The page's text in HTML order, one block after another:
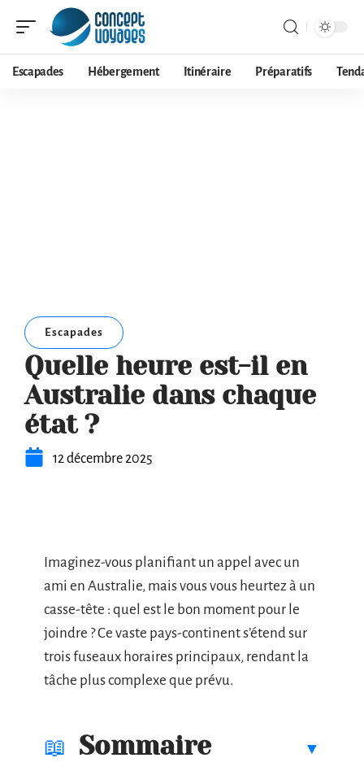
Escapades Hébergement Itinéraire Préparatifs
Escapades
Quelle heure est-il en
Australie dans chaque
état ?
12 décembre 2025
Imaginez-vous planifiant un appel avec un
ami en Australie, mais vous vous heurtez à un
casse-tête : quel est le bon moment pour le
joindre ? Ce vaste pays-continent s’étend sur
trois fuseaux horaires principaux, rendant la
tâche plus complexe que prévu.
Sommaire